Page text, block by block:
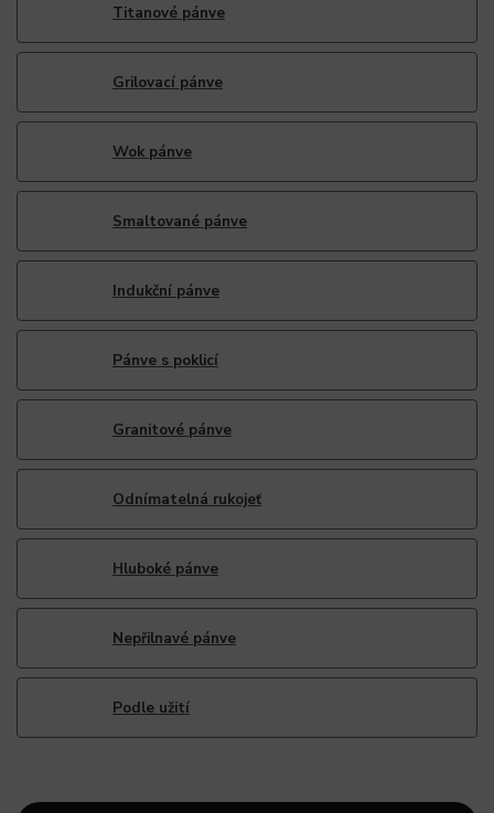
Titanové pánve
Grilovací pánve
Wok pánve
Smaltované pánve
Indukční pánve
Pánve s poklicí
Granitové pánve
Odnímatelná rukojeť
Hluboké pánve
Nepřilnavé pánve
Podle užití